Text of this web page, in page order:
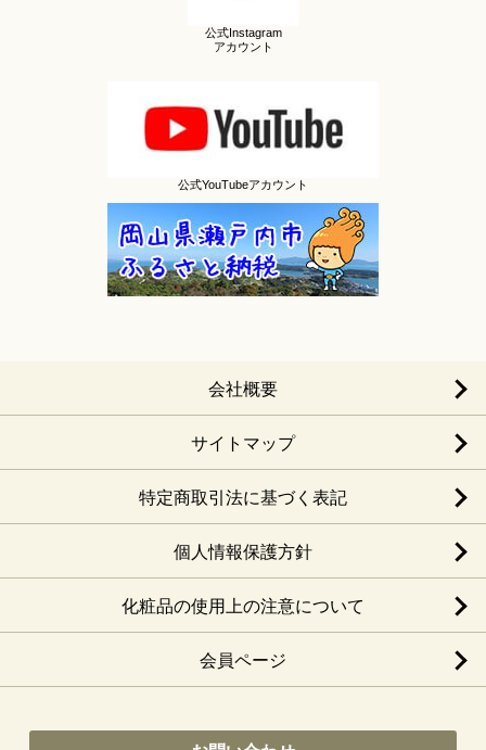
公式Instagram
アカウント
公式YouTubeアカウント
会社概要
サイトマップ
特定商取引法に基づく表記
個人情報保護方針
化粧品の使用上の注意について
会員ページ